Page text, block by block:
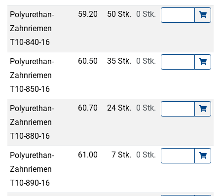
Polyurethan-
Zahnriemen
T10-840-16
59.20 50 Stk. 0 Stk.
Polyurethan-
Zahnriemen
T10-850-16
60.50 35 Stk. 0 Stk.
Polyurethan-
Zahnriemen
T10-880-16
60.70 24 Stk. 0 Stk.
Polyurethan-
Zahnriemen
T10-890-16
61.00 7 Stk. 0 Stk.